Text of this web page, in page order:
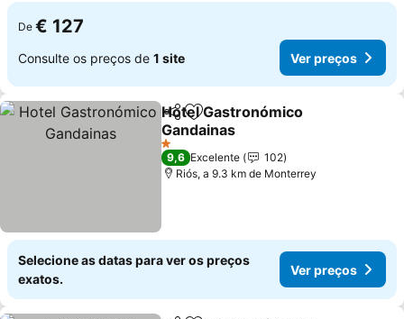
De € 127
Consulte os preços de 1 site Ver preços
PartilharAdicionar aos favoritos
Hotel Gastronómico
Gandainas
1 Estrelas
9,6 Excelente
102
Riós, a 9.3 km de Monterrey
Selecione as datas para ver os preços
exatos.
Ver preços